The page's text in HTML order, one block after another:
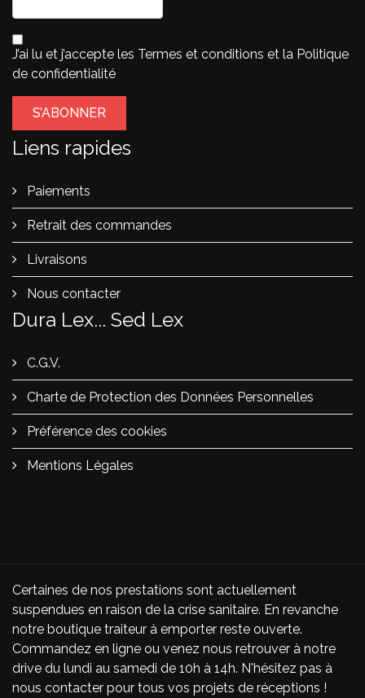
J’ai lu et j’accepte les Termes et conditions et la Politique
de confidentialité
Liens rapides
Paiements
Retrait des commandes
Livraisons
Nous contacter
Dura Lex... Sed Lex
C.G.V.
Charte de Protection des Données Personnelles
Préférence des cookies
Mentions Légales
Certaines de nos prestations sont actuellement
suspendues en raison de la crise sanitaire. En revanche
notre boutique traiteur à emporter reste ouverte.
Commandez en ligne ou venez nous retrouver à notre
drive du lundi au samedi de 10h à 14h. N'hésitez pas à
nous contacter pour tous vos projets de réceptions !